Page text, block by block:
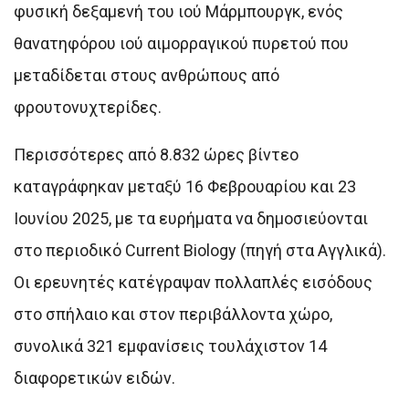
φυσική δεξαμενή του ιού Μάρμπουργκ, ενός
θανατηφόρου ιού αιμορραγικού πυρετού που
μεταδίδεται στους ανθρώπους από
φρουτονυχτερίδες.
Περισσότερες από 8.832 ώρες βίντεο
καταγράφηκαν μεταξύ 16 Φεβρουαρίου και 23
Ιουνίου 2025, με τα ευρήματα να δημοσιεύονται
στο περιοδικό Current Biology (πηγή στα Αγγλικά).
Οι ερευνητές κατέγραψαν πολλαπλές εισόδους
στο σπήλαιο και στον περιβάλλοντα χώρο,
συνολικά 321 εμφανίσεις τουλάχιστον 14
διαφορετικών ειδών.